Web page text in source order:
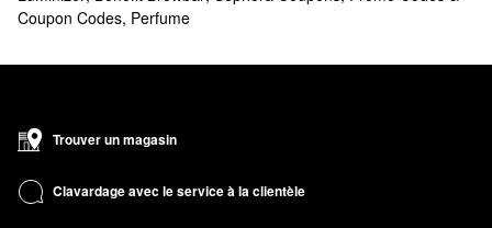
Coupon Codes, Perfume
Trouver un magasin
Clavardage avec le service à la clientèle